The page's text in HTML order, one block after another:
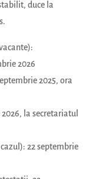
duce la
2026
2025, ora
la secretariatul
22 septembrie